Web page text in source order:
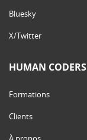
Bluesky
X/Twitter
HUMAN CODERS
Formations
Clients